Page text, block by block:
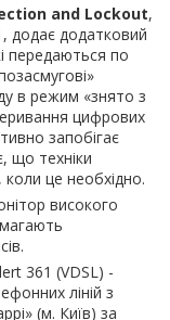
and Lockout,
додає додатковий
передаються по
в режим «знято з
цифрових
запобігає
що техніки
це необхідно.
високого
361 (VDSL) -
ліній з
(м. Київ) за